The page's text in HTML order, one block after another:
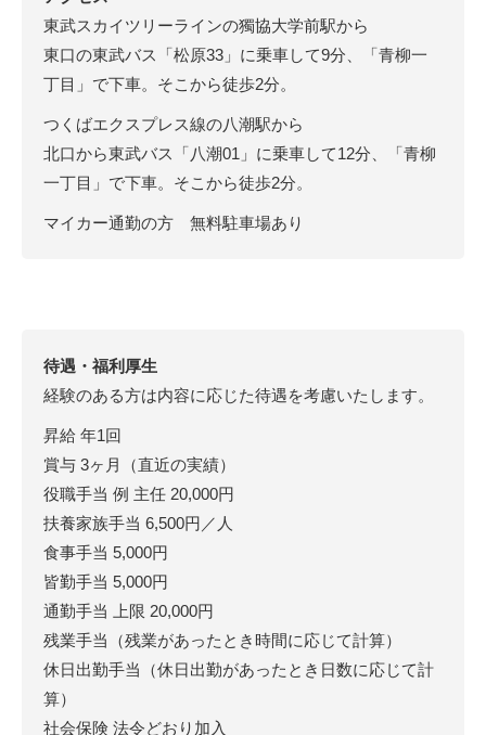
東武スカイツリーラインの獨協大学前駅から
東口の東武バス「松原33」に乗車して9分、「青柳一
丁目」で下車。そこから徒歩2分。
つくばエクスプレス線の八潮駅から
北口から東武バス「八潮01」に乗車して12分、「青柳
一丁目」で下車。そこから徒歩2分。
マイカー通勤の方 無料駐車場あり
待遇・福利厚生
経験のある方は内容に応じた待遇を考慮いたします。
昇給 年1回
賞与 3ヶ月（直近の実績）
役職手当 例 主任 20,000円
扶養家族手当 6,500円／人
食事手当 5,000円
皆勤手当 5,000円
通勤手当 上限 20,000円
残業手当（残業があったとき時間に応じて計算）
休日出勤手当（休日出勤があったとき日数に応じて計
算）
社会保険 法令どおり加入